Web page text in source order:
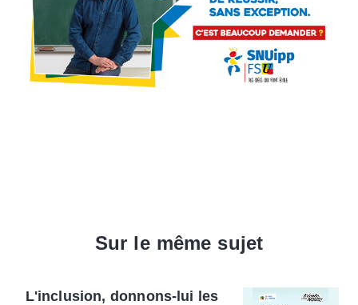
Sur le même sujet
L'inclusion, donnons-lui les